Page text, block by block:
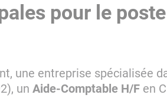
pour le
une entreprise spécialisée
un Aide-Comptable H/F en